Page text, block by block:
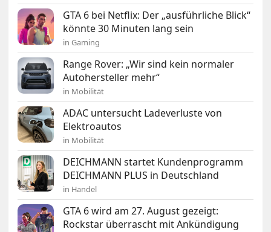
GTA 6 bei Netflix: Der „ausführliche Blick“
könnte 30 Minuten lang sein
in Gaming
Range Rover: „Wir sind kein normaler
Autohersteller mehr“
in Mobilität
ADAC untersucht Ladeverluste von
Elektroautos
in Mobilität
DEICHMANN startet Kundenprogramm
DEICHMANN PLUS in Deutschland
in Handel
GTA 6 wird am 27. August gezeigt:
Rockstar überrascht mit Ankündigung